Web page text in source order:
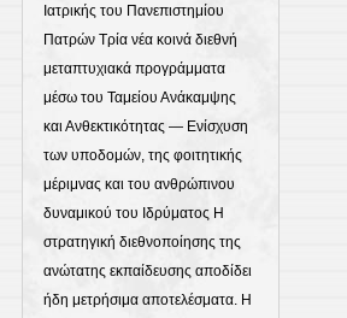
Ιατρικής του Πανεπιστημίου
Πατρών Τρία νέα κοινά διεθνή
μεταπτυχιακά προγράμματα
μέσω του Ταμείου Ανάκαμψης
και Ανθεκτικότητας — Eνίσχυση
των υποδομών, της φοιτητικής
μέριμνας και του ανθρώπινου
δυναμικού του Ιδρύματος Η
στρατηγική διεθνοποίησης της
ανώτατης εκπαίδευσης αποδίδει
ήδη μετρήσιμα αποτελέσματα. Η